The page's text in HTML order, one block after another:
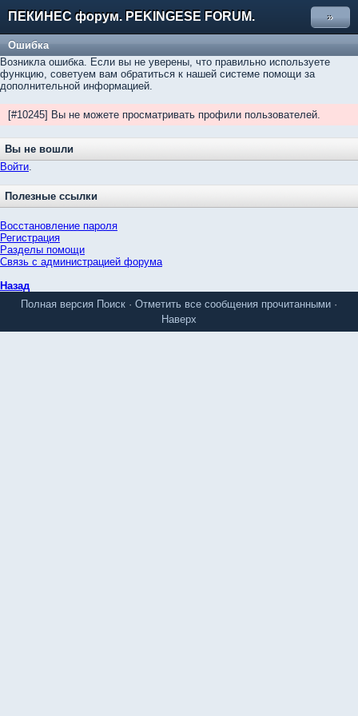
ПЕКИНЕС форум. PEKINGESE FORUM. »
Ошибка
Возникла ошибка. Если вы не уверены, что правильно используете
функцию, советуем вам обратиться к нашей системе помощи за
дополнительной информацией.
[#10245] Вы не можете просматривать профили пользователей.
Вы не вошли
Войти.
Полезные ссылки
Восстановление пароля
Регистрация
Разделы помощи
Связь с администрацией форума
Назад
Полная версия Поиск · Отметить все сообщения прочитанными ·
Наверх